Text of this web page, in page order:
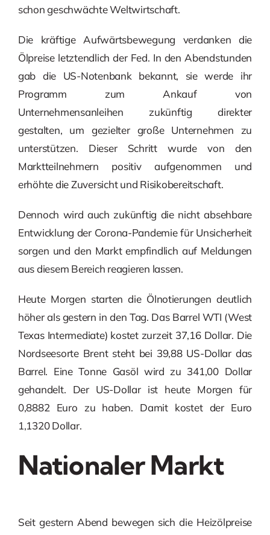
schon geschwächte Weltwirtschaft.
Die kräftige Aufwärtsbewegung verdanken die
Ölpreise letztendlich der Fed. In den Abendstunden
gab die US-Notenbank bekannt, sie werde ihr
Programm zum Ankauf von
Unternehmensanleihen zukünftig direkter
gestalten, um gezielter große Unternehmen zu
unterstützen. Dieser Schritt wurde von den
Marktteilnehmern positiv aufgenommen und
erhöhte die Zuversicht und Risikobereitschaft.
Dennoch wird auch zukünftig die nicht absehbare
Entwicklung der Corona-Pandemie für Unsicherheit
sorgen und den Markt empfindlich auf Meldungen
aus diesem Bereich reagieren lassen.
Heute Morgen starten die Ölnotierungen deutlich
höher als gestern in den Tag. Das Barrel WTI (West
Texas Intermediate) kostet zurzeit 37,16 Dollar. Die
Nordseesorte Brent steht bei 39,88 US-Dollar das
Barrel. Eine Tonne Gasöl wird zu 341,00 Dollar
gehandelt. Der US-Dollar ist heute Morgen für
0,8882 Euro zu haben. Damit kostet der Euro
1,1320 Dollar.
Nationaler Markt
Seit gestern Abend bewegen sich die Heizölpreise